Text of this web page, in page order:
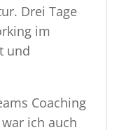
Drei Tage
im
und
Coaching
ich auch